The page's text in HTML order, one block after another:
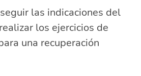
las indicaciones del
los ejercicios de
una recuperación